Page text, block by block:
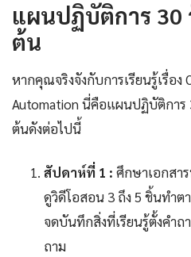
แผนปฏิบัติการ 30
ต้น
หากคุณจริงจังกับการเรียนรู้เรื่อง
Automation นี่คือแผนปฏิบัติการ
ต้นดังต่อไปนี้
สัปดาห์ที่ 1 : ศึกษาเอกสา
ดูวิดีโอสอน 3 ถึง 5 ชิ้นทำ
จดบันทึกสิ่งที่เรียนรู้ตั้งคำถ
ถาม